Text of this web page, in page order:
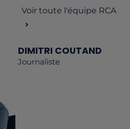
Voir toute l'équipe RCA
DIMITRI COUTAND
Journaliste